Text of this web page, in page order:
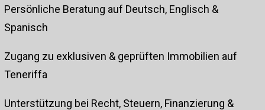
Persönliche Beratung auf Deutsch, Englisch &
Spanisch
Zugang zu exklusiven & geprüften Immobilien auf
Teneriffa
Unterstützung bei Recht, Steuern, Finanzierung &